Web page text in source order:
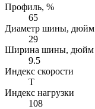
Профиль, %
65
Диаметр шины, дюйм
29
Ширина шины, дюйм
9.5
Индекс скорости
T
Индекс нагрузки
108